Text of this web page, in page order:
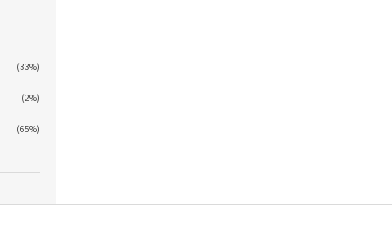
(33%)
(2%)
(65%)